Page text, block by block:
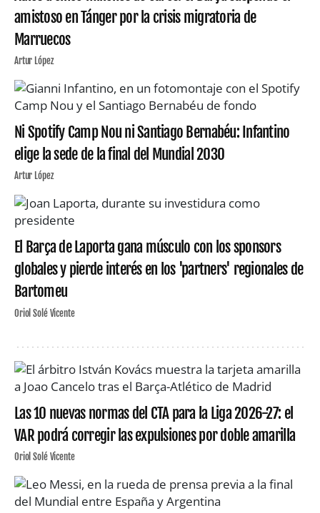
amistoso en Tánger por la crisis migratoria de
Marruecos
Artur López
Ni Spotify Camp Nou ni Santiago Bernabéu: Infantino
elige la sede de la final del Mundial 2030
Artur López
El Barça de Laporta gana músculo con los sponsors
globales y pierde interés en los 'partners' regionales de
Bartomeu
Oriol Solé Vicente
Las 10 nuevas normas del CTA para la Liga 2026-27: el
VAR podrá corregir las expulsiones por doble amarilla
Oriol Solé Vicente